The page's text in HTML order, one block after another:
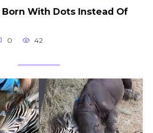
Born With Dots Instead Of
0 42